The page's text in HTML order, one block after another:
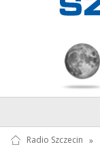
Radio Szczecin »